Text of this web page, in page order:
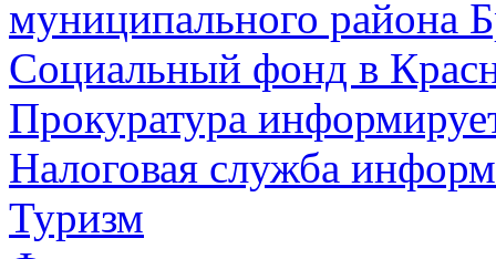
муниципального района
Социальный фонд в
Прокуратура
Налоговая служба
Туризм